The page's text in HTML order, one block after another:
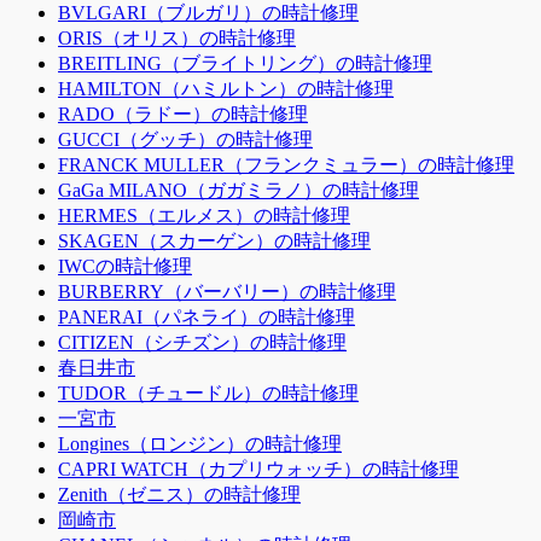
BVLGARI（ブルガリ）の時計修理
ORIS（オリス）の時計修理
BREITLING（ブライトリング）の時計修理
HAMILTON（ハミルトン）の時計修理
RADO（ラドー）の時計修理
GUCCI（グッチ）の時計修理
FRANCK MULLER（フランクミュラー）の時計修理
GaGa MILANO（ガガミラノ）の時計修理
HERMES（エルメス）の時計修理
SKAGEN（スカーゲン）の時計修理
IWCの時計修理
BURBERRY（バーバリー）の時計修理
PANERAI（パネライ）の時計修理
CITIZEN（シチズン）の時計修理
春日井市
TUDOR（チュードル）の時計修理
一宮市
Longines（ロンジン）の時計修理
CAPRI WATCH（カプリウォッチ）の時計修理
Zenith（ゼニス）の時計修理
岡崎市